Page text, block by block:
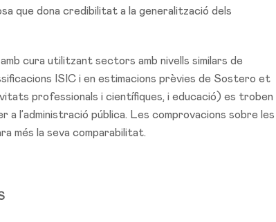
que dona credibilitat a la generalització dels
cura utilitzant sectors amb nivells similars de
ISIC i en estimacions prèvies de Sostero et
professionals i científiques, i educació) es troben
l’administració pública. Les comprovacions sobre les
més la seva comparabilitat.